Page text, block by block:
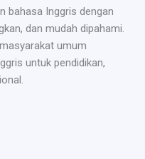
bahasa Inggris dengan
dan mudah dipahami.
umum
untuk pendidikan,